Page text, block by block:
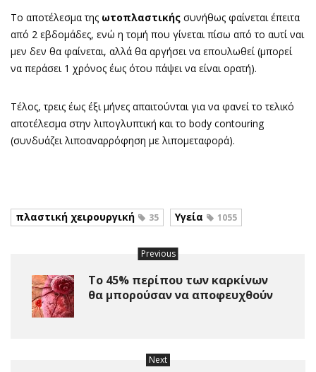
Το αποτέλεσμα της ωτοπλαστικής συνήθως φαίνεται έπειτα
από 2 εβδομάδες, ενώ η τομή που γίνεται πίσω από το αυτί ναι
μεν δεν θα φαίνεται, αλλά θα αργήσει να επουλωθεί (μπορεί
να περάσει 1 χρόνος έως ότου πάψει να είναι ορατή).
Τέλος, τρεις έως έξι μήνες απαιτούνται για να φανεί το τελικό
αποτέλεσμα στην λιπογλυπτική και το body contouring
(συνδυάζει λιποαναρρόφηση με λιπομεταφορά).
πλαστική χειρουργική 35 Υγεία 1055
Previous
Το 45% περίπου των καρκίνων
θα μπορούσαν να αποφευχθούν
Next